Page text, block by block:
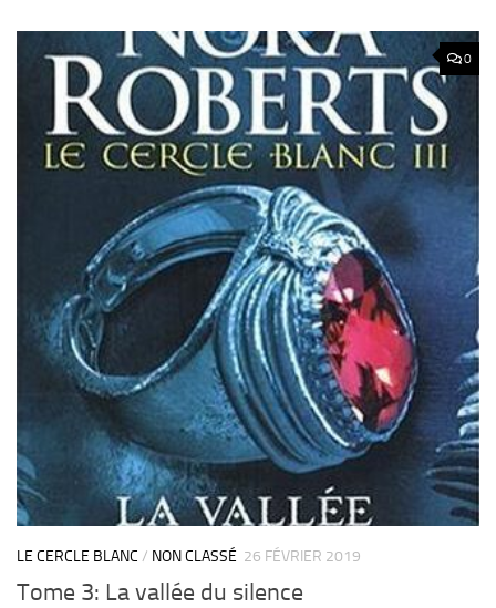
0
LE CERCLE BLANC / NON CLASSÉ 26 FÉVRIER 2019
Tome 3: La vallée du silence